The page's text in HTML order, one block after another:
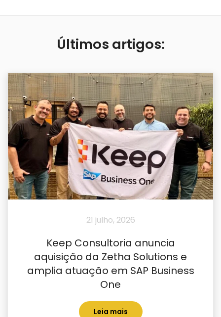
Últimos artigos:
21 julho, 2026
Keep Consultoria anuncia
aquisição da Zetha Solutions e
amplia atuação em SAP Business
One
Leia mais